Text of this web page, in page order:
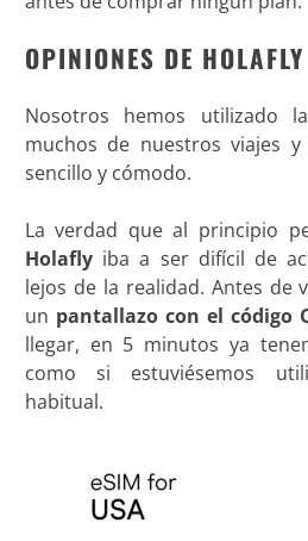
OPINIONES DE HOLAFLY
Nosotros hemos utilizado
muchos de nuestros viajes
sencillo y cómodo.
La verdad que al principio
Holaflyiba a ser difícil de
lejos de la realidad. Antes de
un pantallazo con el código
llegar, en 5 minutos ya
como si estuviésemos
habitual.